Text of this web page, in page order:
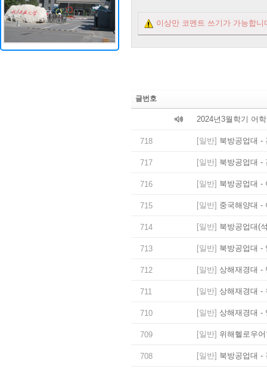
이상만 코멘트 쓰기가 가능합니
글번호
2024년3월학기 어
718 [일반] 북방공업대 -
717 [일반] 북방공업대 -
716 [일반] 북방공업대 -
715 [일반] 중국해양대 -
714 [일반] 북방공업대(
713 [일반] 북방공업대 -
712 [일반] 상해재경대 -
711 [일반] 상해재경대 -
710 [일반] 상해재경대 -
709 [일반] 위해헬로우
708 [일반] 북방공업대 -